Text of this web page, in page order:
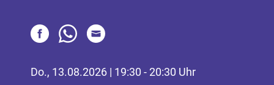
Do., 13.08.2026 | 19:30 - 20:30 Uhr